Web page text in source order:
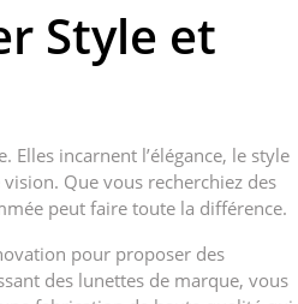
Style et
Elles incarnent l’élégance, le style
Que vous recherchiez des
peut faire toute la différence.
pour proposer des
des lunettes de marque, vous